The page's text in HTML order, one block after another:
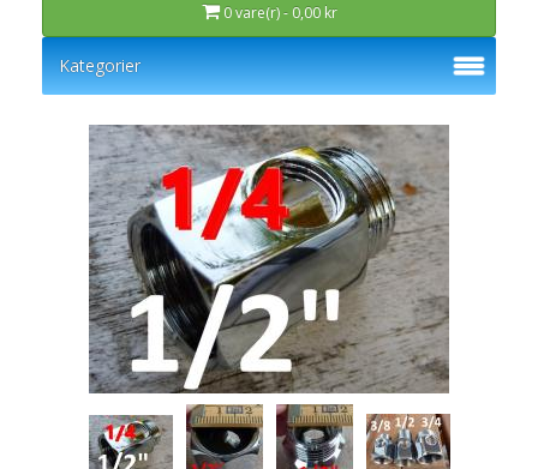
0 vare(r) - 0,00 kr
Kategorier